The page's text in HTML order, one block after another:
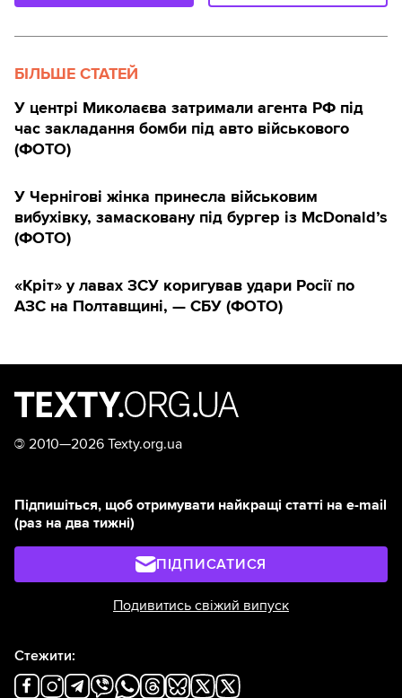
БІЛЬШЕ СТАТЕЙ
У центрі Миколаєва затримали агента РФ під
час закладання бомби під авто військового
(ФОТО)
У Чернігові жінка принесла військовим
вибухівку, замасковану під бургер із McDonald’s
(ФОТО)
«Кріт» у лавах ЗСУ коригував удари Росії по
АЗС на Полтавщині, — СБУ (ФОТО)
© 2010—2026 Texty.org.ua
Підпишіться, щоб отримувати найкращі статті на e-mail
(раз на два тижні)
ПІДПИСАТИСЯ
Подивитись свіжий випуск
Стежити: